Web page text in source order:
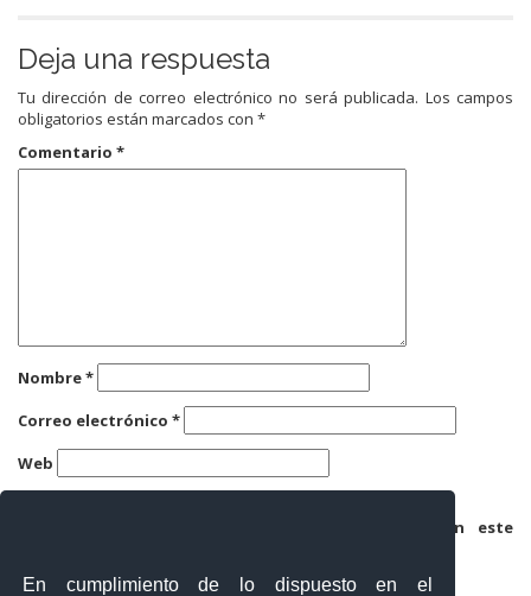
En cumplimiento de lo dispuesto en el
Deja una respuesta
Tu dirección de correo electrónico no será publicada. Los campos
obligatorios están marcados con *
Comentario *
Nombre*
Correo electrónico *
Web
Guarda mi nombre, correo electrónico y web en este